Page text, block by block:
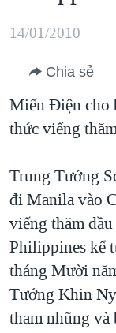
dung
chính
điều
hướng
Đi
tới
"Tìm"
BIỂN ĐÔNG
BLOG
DIỄN ĐÀN
MỤC
TỰ DO BÁO CHÍ
VẠCH TRẦN TIN
NGƯỜI VIỆT
ĐỜI SỐNG
KINH TẾ
KHOA HỌC
CHUYÊN ĐỀ
CHIẾN TRANH
HÀNH TRÌNH
MỘT NĂM
GIẢI MÃ VÀNH
NGÀY TỊ NẠN
HỌC TIẾNG ANH
VIDEO
NGHE
MẠNG XÃ HỘI
14/01/2010
Chia sẻ
Miến Điện cho
thức viếng
Trung Tướng
đi Manila vào
viếng thăm
Philippines kể
tháng Mười
Tướng Khin
tham nhũng và